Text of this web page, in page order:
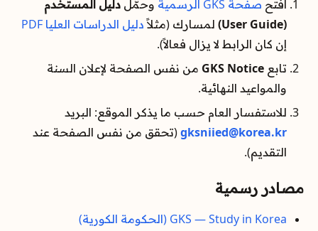
افتح صفحة GKS الرسمية وحمّل دليل المستخدم
(User Guide)
لمسارك (مثلاً دليل الدراسات العليا PDF
إن كان الرابط لا يزال فعالاً).
تابع GKS Notice من نفس الصفحة لإعلان السنة
والمواعيد النهائية.
للاستفسار العام حسب ما يذكر الموقع: البريد
gksniied@korea.kr (تحقق من نفس الصفحة عند
التقديم).
مصادر رسمية
GKS — Study in Korea (الحكومة الكورية)